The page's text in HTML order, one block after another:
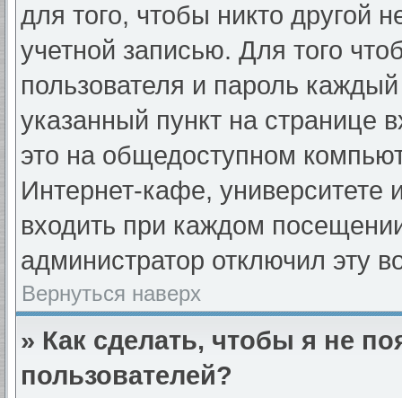
для того, чтобы никто другой
учетной записью. Для того
пользователя и пароль
указанный пункт на странице
это на общедоступном
Интернет-кафе, университете
входить при каждом
администратор отключил эту
Вернуться наверх
» Как сделать, чтобы я не
пользователей?